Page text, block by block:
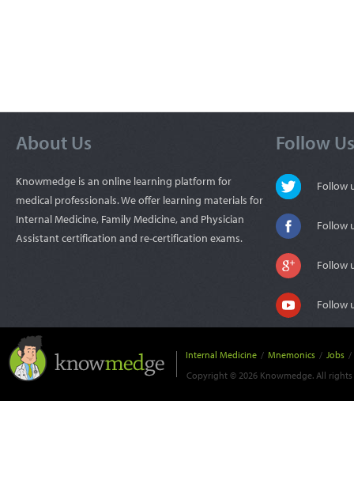
About Us
Knowmedge is an online learning platform for
medical professionals. We offer learning materials for
Internal Medicine, Family Medicine, and Physician
Assistant certification and re-certification exams.
Follow Us
Follow
Follow
Follow
Follow
Internal Medicine / Mnemonics / Jobs /
Copyright © 2026 Knowmedge. All